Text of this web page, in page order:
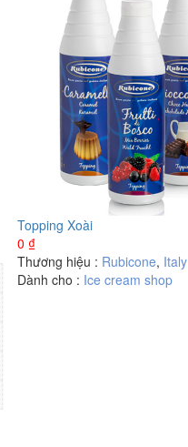
Topping Xoài
0 ₫
Thương hiệu : Rubicone, Italy
Dành cho : Ice cream shop